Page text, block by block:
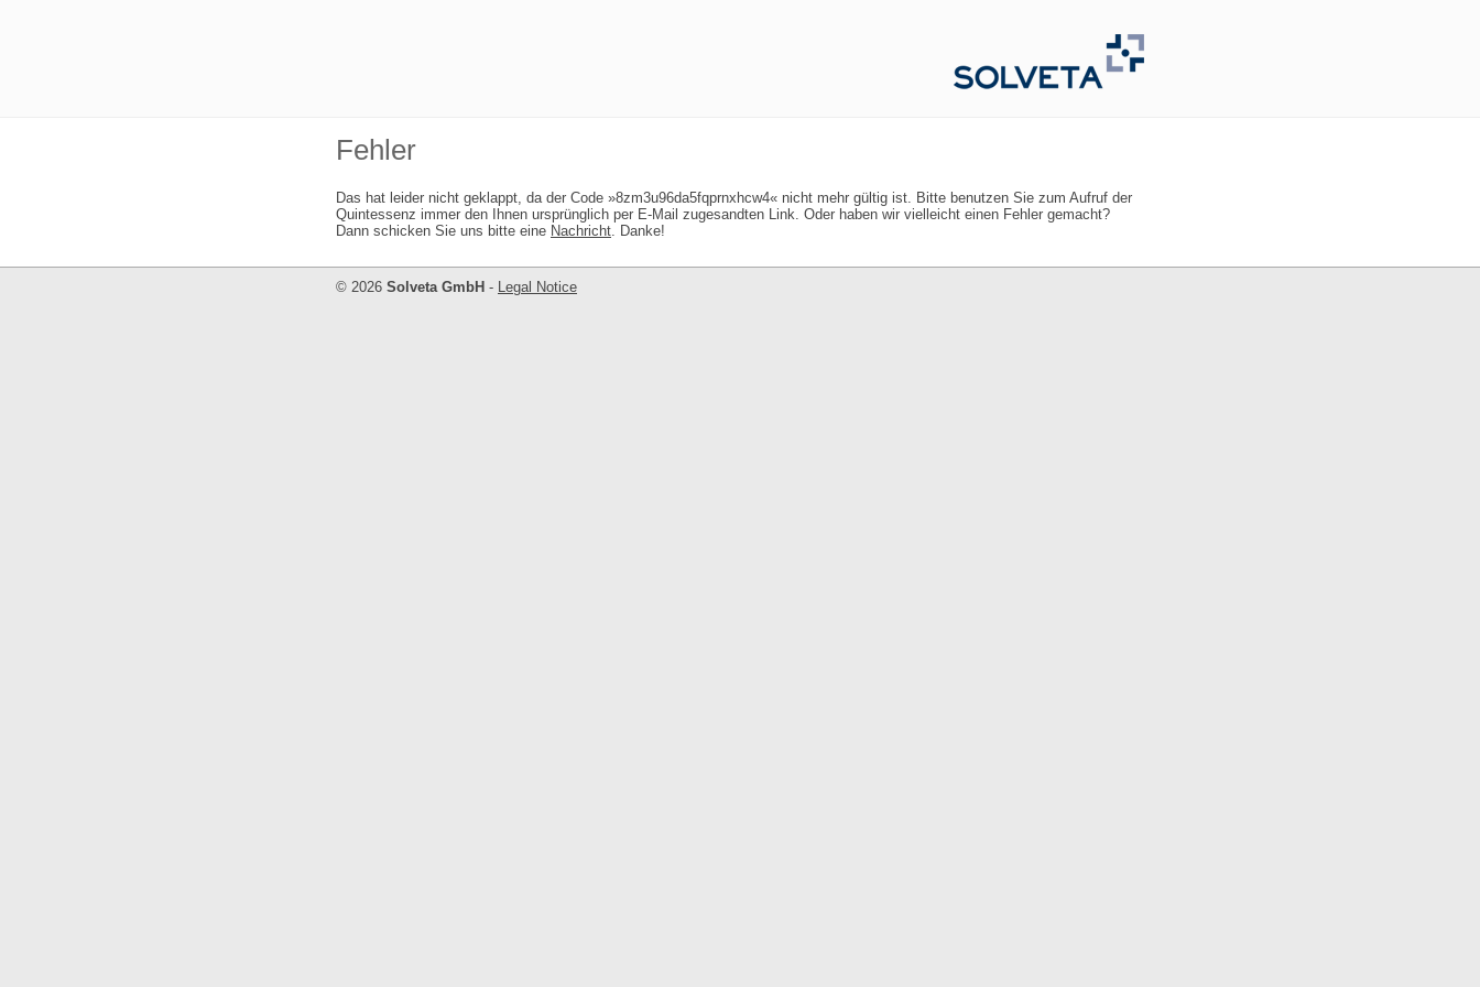
Fehler
Das hat leider nicht geklappt, da der Code »8zm3u96da5fqprnxhcw4« nicht mehr gültig ist. Bitte benutzen Sie zum Aufruf der
Quintessenz immer den Ihnen ursprünglich per E-Mail zugesandten Link. Oder haben wir vielleicht einen Fehler gemacht?
Dann schicken Sie uns bitte eine Nachricht. Danke!
© 2026 Solveta GmbH - Legal Notice